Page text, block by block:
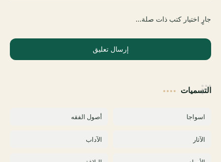
جارٍ اختيار كتب ذات صلة...
إرسال تعليق
التسميات